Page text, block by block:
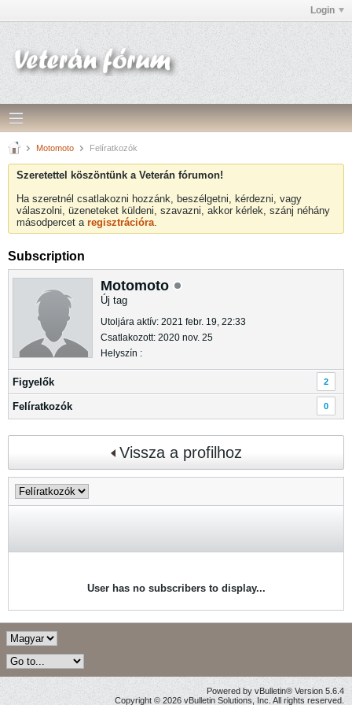
Login
Motomoto Felíratkozók
Szeretettel köszöntünk a Veterán fórumon!
Ha szeretnél csatlakozni hozzánk, beszélgetni, kérdezni, vagy
válaszolni, üzeneteket küldeni, szavazni, akkor kérlek, szánj néhány
másodpercet a regisztrációra.
Subscription
Motomoto
Új tag
Utoljára aktív: 2021 febr. 19, 22:33
Csatlakozott: 2020 nov. 25
Helyszín :
Figyelők 2
Felíratkozók 0
Vissza a profilhoz
User has no subscribers to display...
Powered by vBulletin® Version 5.6.4
Copyright © 2026 vBulletin Solutions, Inc. All rights reserved.